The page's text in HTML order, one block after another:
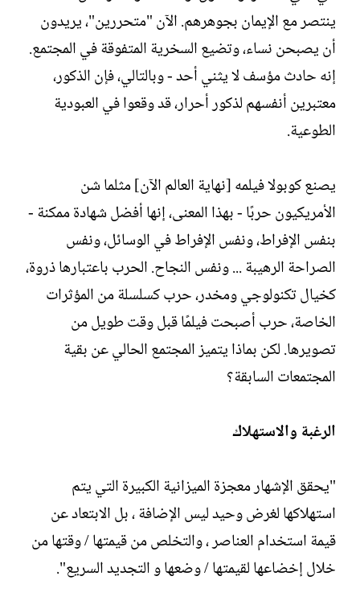
ينتصر مع الإيمان بجوهرهم. الآن "متحررين"، يريدون
أن يصبحن نساء، وتضيع السخرية المتفوقة في المجتمع.
إنه حادث مؤسف لا يثني أحد - وبالتالي، فإن الذكور،
معتبرين أنفسهم لذكور أحرار، قد وقعوا في العبودية
الطوعية.
يصنع كوبولا فيلمه [نهاية العالم الآن] مثلما شن
الأمريكيون حربًا - بهذا المعنى، إنها أفضل شهادة ممكنة -
بنفس الإفراط، ونفس الإفراط في الوسائل، ونفس
الصراحة الرهيبة ... ونفس النجاح. الحرب باعتبارها ذروة،
كخيال تكنولوجي ومخدر، حرب كسلسلة من المؤثرات
الخاصة، حرب أصبحت فيلمًا قبل وقت طويل من
تصويرها. لكن بماذا يتميز المجتمع الحالي عن بقية
المجتمعات السابقة؟
الرغبة والاستهلاك
"يحقق الإشهار معجزة الميزانية الكبيرة التي يتم
استهلاكها لغرض وحيد ليس الإضافة ، بل الابتعاد عن
قيمة استخدام العناصر ، والتخلص من قيمتها / وقتها من
خلال إخضاعها لقيمتها / وضعها و التجديد السريع".